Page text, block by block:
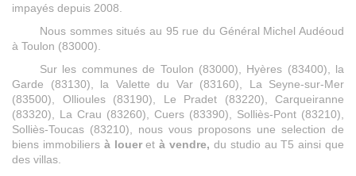
impayés depuis 2008.
Nous sommes situés au 95 rue du Général Michel Audéoud
à Toulon (83000).
Sur les communes de Toulon (83000), Hyères (83400), la
Garde (83130), la Valette du Var (83160), La Seyne-sur-Mer
(83500), Ollioules (83190), Le Pradet (83220), Carqueiranne
(83320), La Crau (83260), Cuers (83390), Solliès-Pont (83210),
Solliès-Toucas (83210), nous vous proposons une selection de
biens immobiliers à loueretà vendre, du studio au T5 ainsi que
des villas.